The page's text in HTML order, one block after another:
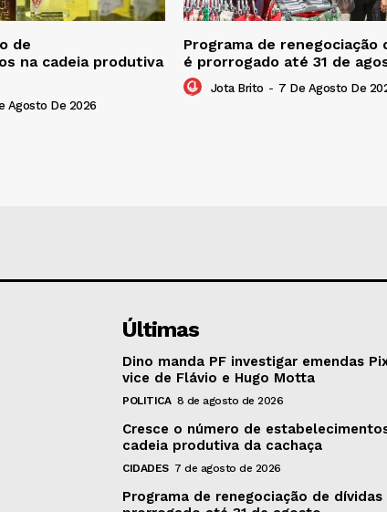
de
na cadeia produtiva
Agosto De 2026
Programa de renegociação
é prorrogado até 31 de
Jota Brito - 7 De Agosto De
Últimas
Dino manda PF investigar emendas
vice de Flávio e Hugo Motta
POLITICA 8 de agosto de 2026
Cresce o número de
cadeia produtiva da cachaça
CIDADES 7 de agosto de 2026
Programa de renegociação de dívidas